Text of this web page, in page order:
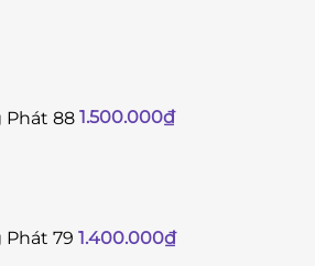
Phát 88 1.500.000₫
Phát 79 1.400.000₫